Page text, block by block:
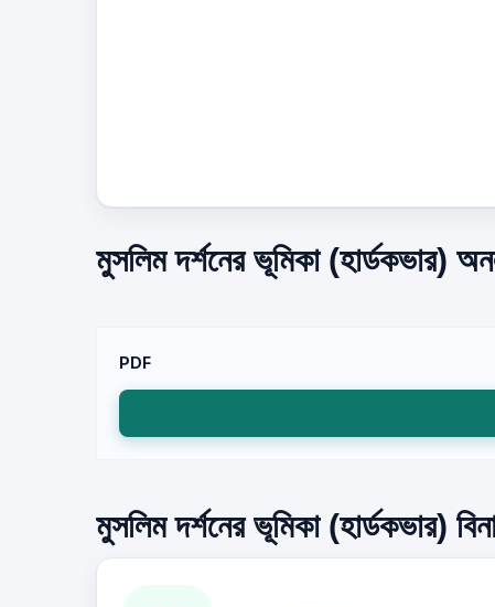
মুসলিম দর্শনের ভূমিকা (হার্ডকভার)
PDF
মুসলিম দর্শনের ভূমিকা (হার্ডকভার)